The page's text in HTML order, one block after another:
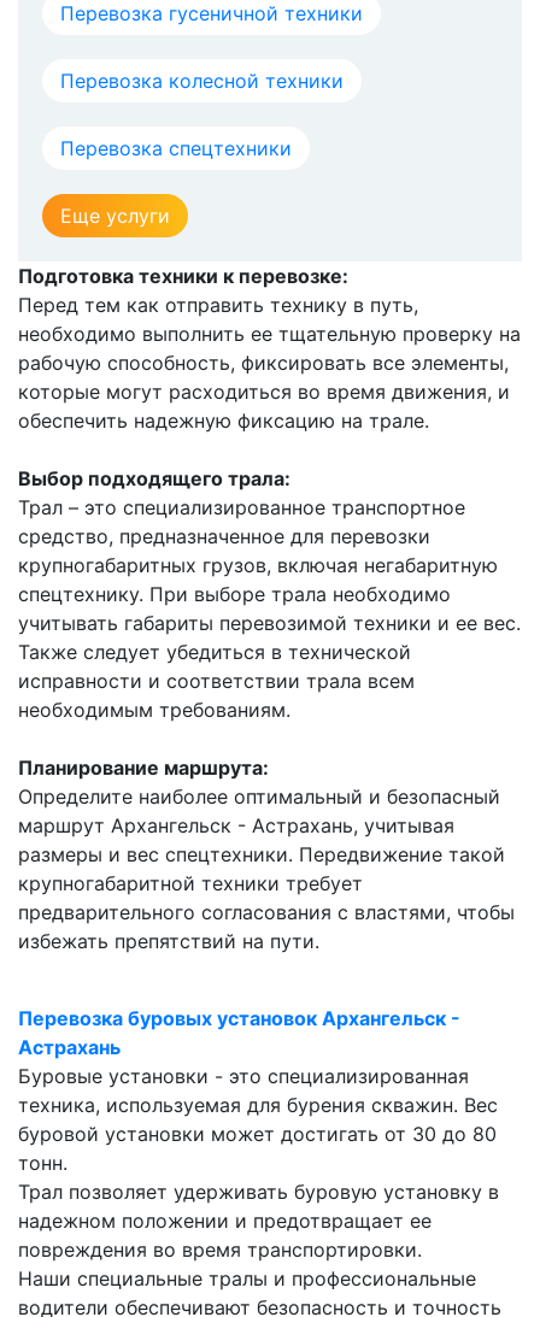
Перевозка гусеничной техники
Перевозка колесной техники
Перевозка спецтехники
Еще услуги
Подготовка техники к перевозке:
Перед тем как отправить технику в путь,
необходимо выполнить ее тщательную проверку на
рабочую способность, фиксировать все элементы,
которые могут расходиться во время движения, и
обеспечить надежную фиксацию на трале.
Выбор подходящего трала:
Трал – это специализированное транспортное
средство, предназначенное для перевозки
крупногабаритных грузов, включая негабаритную
спецтехнику. При выборе трала необходимо
учитывать габариты перевозимой техники и ее вес.
Также следует убедиться в технической
исправности и соответствии трала всем
необходимым требованиям.
Планирование маршрута:
Определите наиболее оптимальный и безопасный
маршрут Архангельск - Астрахань, учитывая
размеры и вес спецтехники. Передвижение такой
крупногабаритной техники требует
предварительного согласования с властями, чтобы
избежать препятствий на пути.
Перевозка буровых установок Архангельск -
Астрахань
Буровые установки - это специализированная
техника, используемая для бурения скважин. Вес
буровой установки может достигать от 30 до 80
тонн.
Трал позволяет удерживать буровую установку в
надежном положении и предотвращает ее
повреждения во время транспортировки.
Наши специальные тралы и профессиональные
водители обеспечивают безопасность и точность